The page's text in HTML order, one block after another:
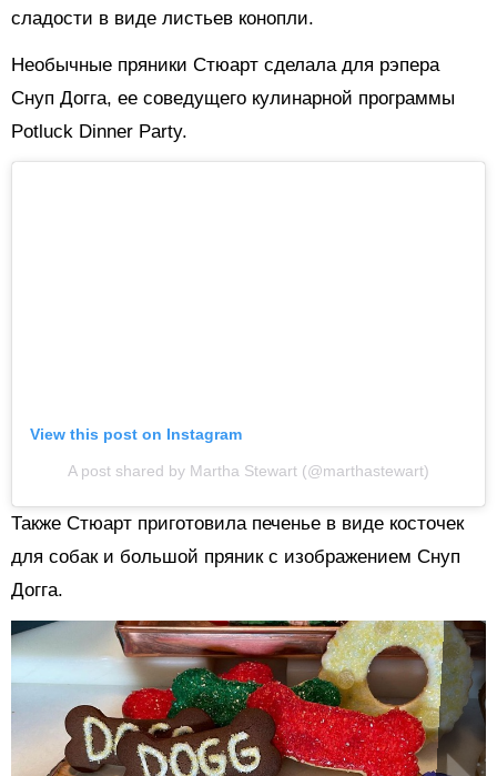
сладости в виде листьев конопли.
Необычные пряники Стюарт сделала для рэпера
Снуп Догга, ее соведущего кулинарной программы
Potluck Dinner Party.
View this post on Instagram
A post shared by Martha Stewart (@marthastewart)
Также Стюарт приготовила печенье в виде косточек
для собак и большой пряник с изображением Снуп
Догга.